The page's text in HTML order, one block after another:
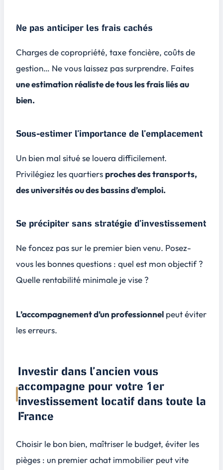
Ne pas anticiper les frais cachés
Charges de copropriété, taxe foncière, coûts de
gestion… Ne vous laissez pas surprendre. Faites
une estimation réaliste de tous les frais liés au
bien.
Sous-estimer l’importance de l’emplacement
Un bien mal situé se louera difficilement.
Privilégiez les quartiers proches des transports,
des universités ou des bassins d’emploi.
Se précipiter sans stratégie d’investissement
Ne foncez pas sur le premier bien venu. Posez-
vous les bonnes questions : quel est mon objectif ?
Quelle rentabilité minimale je vise ?
L’accompagnement d’un professionnel peut éviter
les erreurs.
Investir dans l’ancien vous
accompagne pour votre 1er
investissement locatif dans toute la
France
Choisir le bon bien, maîtriser le budget, éviter les
pièges : un premier achat immobilier peut vite